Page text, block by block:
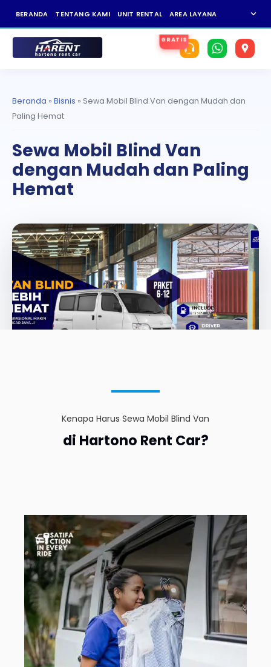
BERANDA TENTANG KAMI UNIT RENTAL AREA LAYANAN expand_more
Beranda » Bisnis » Sewa Mobil Blind Van dengan Mudah dan
Paling Hemat
Sewa Mobil Blind Van
dengan Mudah dan Paling
Hemat
Kenapa Harus Sewa Mobil Blind Van
di Hartono Rent Car?